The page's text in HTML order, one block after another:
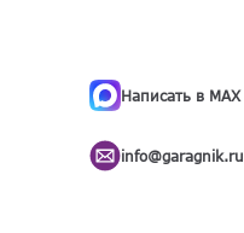
Написать в MAX
info@garagnik.ru